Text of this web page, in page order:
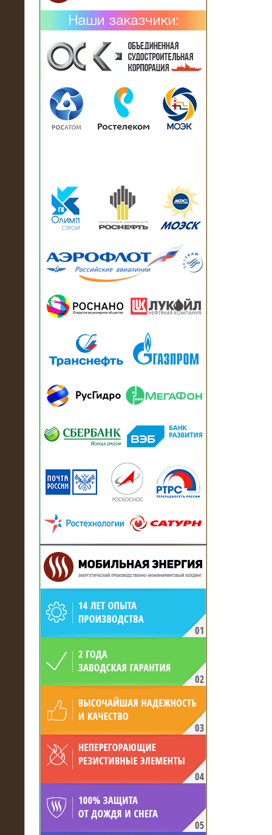
02.02.2019
Нагрузочный комплекс 26 МВт (10
кВ) поставлен в аренду на
13.07.2018
модуль в контейнере 2700 кВА на
Балтийский завод
Активно-реактивные нагрузочные
модули 15 МВт (21,5 МВА) На Кубок
конфедераций
произведён высоковольтный
нагрузочный комплекс 24 МВт с
напряжением 6/10 кВ
15.04.2017
Нагрузочный комплекс 16 МВт с